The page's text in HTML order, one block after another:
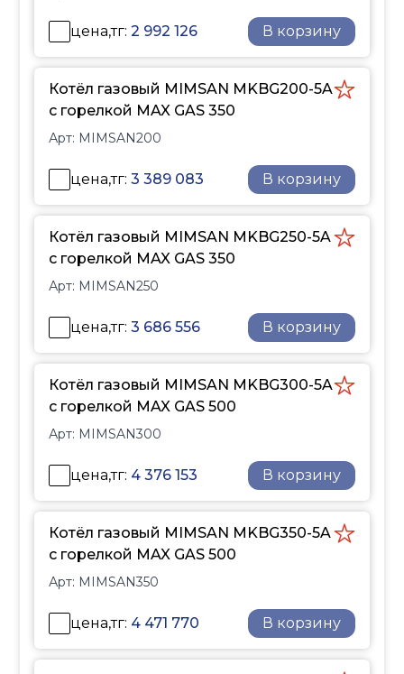
международным
нормам
Микропроцессорная
панель управления
горелкой и насосом
порошковым покрытием
на оцинкованном листе
Если вы хотите заказать
индивидуальный
проект отопительной
профессиональными
проектировщиками с
более чем 10-летним
опытом работы, вы
можете обратиться к
online.shop@enko.kzили
позвонить по любому
контактахна сайте.
цена,тг:2 992 126 В корзину
Котёл газовый MIMSAN MKBG200-5A
с горелкой MAX GAS 350
Арт: MIMSAN200
цена,тг:3 389 083 В корзину
Котёл газовый MIMSAN MKBG250-5A
с горелкой MAX GAS 350
Арт: MIMSAN250
цена,тг:3 686 556 В корзину
Котёл газовый MIMSAN MKBG300-5A
с горелкой MAX GAS 500
Арт: MIMSAN300
цена,тг: 4 376 153 В корзину
Котёл газовый MIMSAN MKBG350-5A
с горелкой MAX GAS 500
Арт: MIMSAN350
цена,тг: 4 471 770 В корзину